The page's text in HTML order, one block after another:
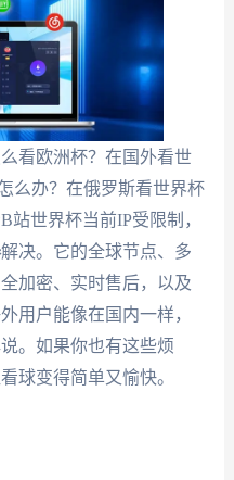
看欧洲杯？在国外看世
么办？在俄罗斯看世界杯
站世界杯当前IP受限制，
解决。它的全球节点、多
加密、实时售后，以及
用户能像在国内一样，
。如果你也有这些烦
球变得简单又愉快。